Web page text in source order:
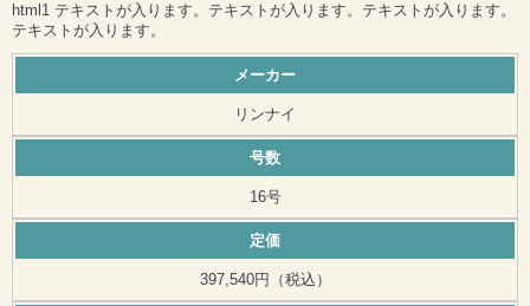
html1 テキストが入ります。テキストが入ります。テキストが入ります。
テキストが入ります。
メーカー
リンナイ
号数
16号
定価
397,540円（税込）